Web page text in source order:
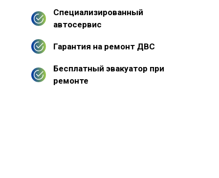
Специализированный
автосервис
Гарантия на ремонт ДВС
Бесплатный эвакуатор при
ремонте